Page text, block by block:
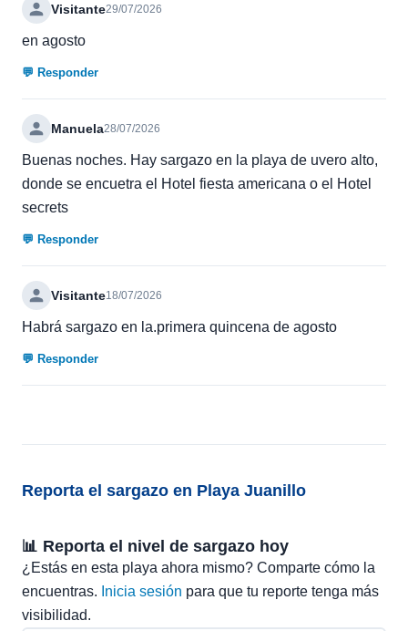
Visitante29/07/2026
en agosto
💬 Responder
Manuela28/07/2026
Buenas noches. Hay sargazo en la playa de uvero alto,
donde se encuetra el Hotel fiesta americana o el Hotel
secrets
💬 Responder
Visitante18/07/2026
Habrá sargazo en la.primera quincena de agosto
💬 Responder
Reporta el sargazo en Playa Juanillo
📊 Reporta el nivel de sargazo hoy
¿Estás en esta playa ahora mismo? Comparte cómo la
encuentras. Inicia sesión para que tu reporte tenga más
visibilidad.